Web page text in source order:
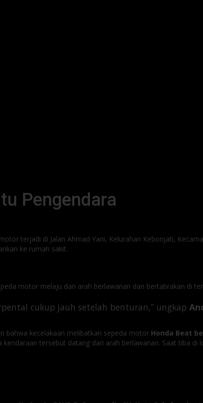
Pengendara
terjadi di Jalan Ahmad Yani, Kelurahan Kebonjati,
ke rumah sakit.
motor melaju dari arah berlawanan dan bertabrakan di
cukup jauh setelah benturan,” ungkap
bahwa kecelakaan melibatkan sepeda motor Honda Beat
kendaraan tersebut datang dari arah berlawanan. Saat tiba